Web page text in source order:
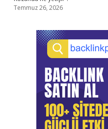
Temmuz 26, 2026